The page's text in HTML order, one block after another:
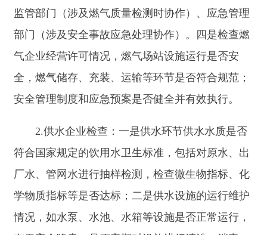
管网的维护情况，包括管网是否存在跑冒滴漏现
象，管网的保温措施是否完好，管网巡检记录是否
完整规范，老旧管网改造进度是否符合计划。安全
附件及附属设施是否齐全有效，如安全阀、压力
防设施、通风设备等是否正常可用。二是供热服务
质量方面：室内供热温度是否达标，通过随机抽取
用户进行实地测温，依据当地供热温度标准判断是
查投诉渠道是否畅通，如热线电话、网络平台等是
否正常运行；查看投诉受理台账，统计投诉数量、